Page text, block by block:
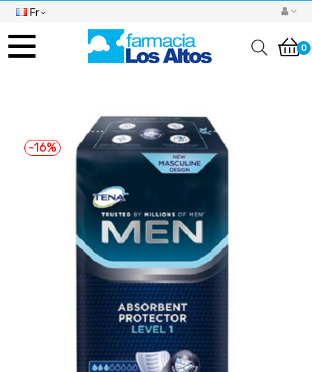
Fr
Basculer 0
-16%